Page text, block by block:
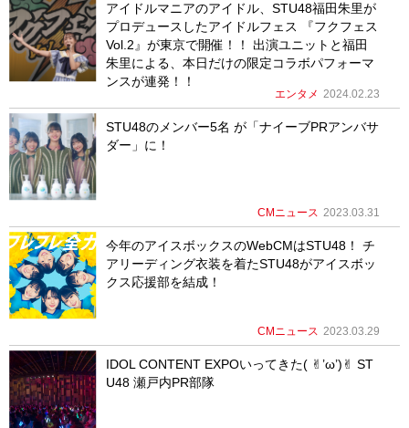
アイドルマニアのアイドル、STU48福田朱里が
プロデュースしたアイドルフェス 『フクフェス
Vol.2』が東京で開催！！ 出演ユニットと福田
朱里による、本日だけの限定コラボパフォーマ
ンスが連発！！
エンタメ 2024.02.23
STU48のメンバー5名 が「ナイーブPRアンバサ
ダー」に！
CMニュース 2023.03.31
今年のアイスボックスのWebCMはSTU48！ チ
アリーディング衣装を着たSTU48がアイスボッ
クス応援部を結成！
CMニュース 2023.03.29
IDOL CONTENT EXPOいってきた( ✌︎’ω’)✌︎ ST
U48 瀬戸内PR部隊